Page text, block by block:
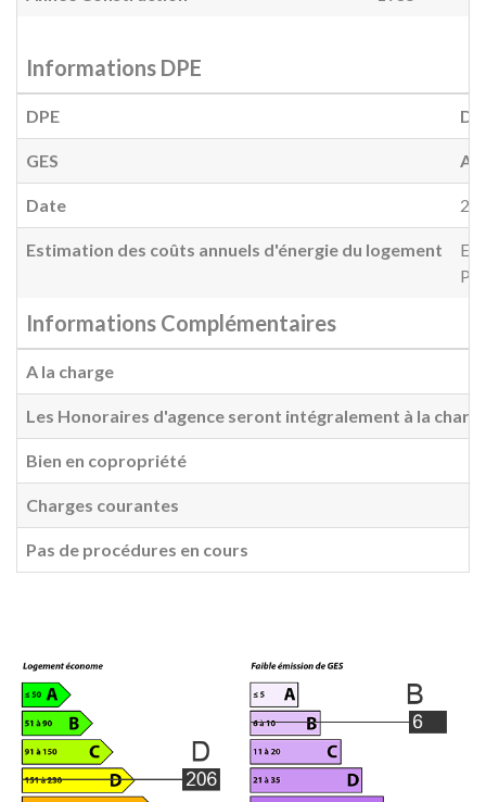
Informations DPE
DPE D
GES A
Date
Estimation des coûts annuels d'énergie du logement
Informations Complémentaires
A la charge
Les Honoraires d'agence seront intégralement à la
Bien en copropriété
Charges courantes
Pas de procédures en cours